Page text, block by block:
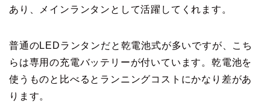
あり、メインランタンとして活躍してくれます。
普通のLEDランタンだと乾電池式が多いですが、こち
らは専用の充電バッテリーが付いています。乾電池を
使うものと比べるとランニングコストにかなり差があ
ります。